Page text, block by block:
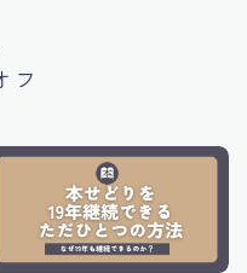
表記
フ